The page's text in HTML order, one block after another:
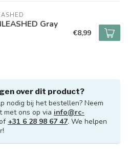
Gray
€8,99
over dit product?
nodig bij het bestellen? Neem
met ons op via info@rc-
+31 6 28 98 67 47. We helpen